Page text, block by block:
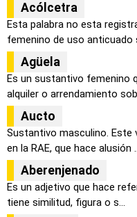
Acólcetra
Esta palabra no esta
femenino de uso anticuado
Agüela
Es un sustantivo femenino
alquiler o arrendamiento
Aucto
Sustantivo masculino. Este
en la RAE, que hace alusión
Aberenjenado
Es un adjetivo que hace
tiene similitud, figura o s...